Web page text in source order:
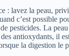
: lavez la peau,
c’est possible
pesticides. La
antioxydants, il
la digestion le